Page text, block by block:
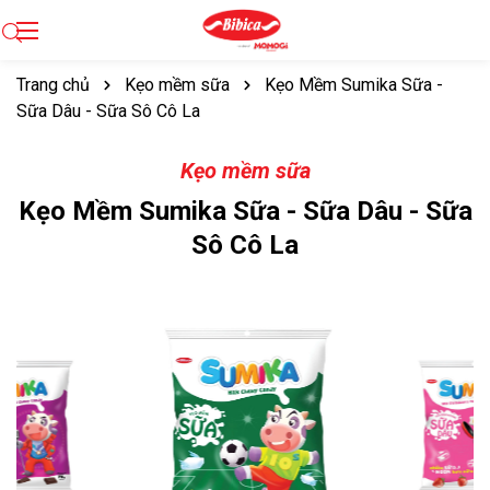
Trang chủ Kẹo mềm sữa
Kẹo Mềm Sumika Sữa -
Sữa Dâu - Sữa Sô Cô La
Kẹo mềm sữa
Kẹo Mềm Sumika Sữa - Sữa Dâu - Sữa
Sô Cô La